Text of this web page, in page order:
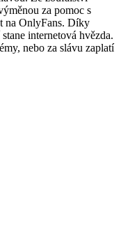
za pomoc s
na OnlyFans. Díky
internetová hvězda.
nebo za slávu zaplatí